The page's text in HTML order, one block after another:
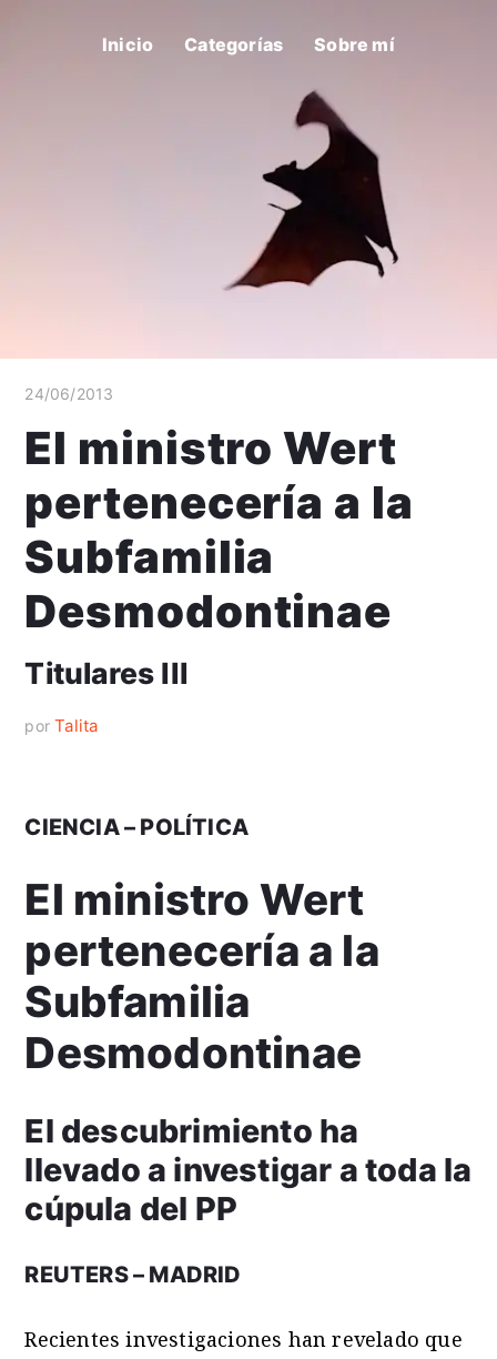
Inicio Categorías Sobre mí
24/06/2013
El ministro Wert
pertenecería a la
Subfamilia
Desmodontinae
Titulares III
por Talita
CIENCIA – POLÍTICA
El ministro Wert
pertenecería a la
Subfamilia
Desmodontinae
El descubrimiento ha
llevado a investigar a toda la
cúpula del PP
REUTERS – MADRID
Recientes investigaciones han revelado que